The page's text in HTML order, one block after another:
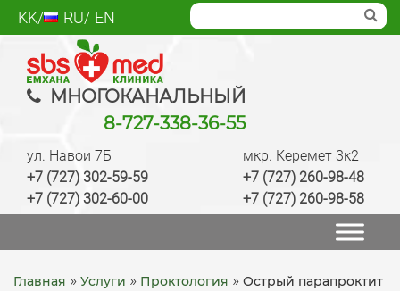
Skip
to
content
KK RU EN
SBS med
Многопрофильный медцентр Алматы,
лаборатория, анализы, диагностика, лечение,
качественно
ул. Навои 7Б
+7 (727) 302-59-59
+7 (727) 302-60-00
мкр. Керемет 3к2
+7 (727) 260-98-48
+7 (727) 260-98-58
МНОГОКАНАЛЬНЫЙ
8-727-338-36-55
Главная » Услуги » Проктология » Острый парапроктит